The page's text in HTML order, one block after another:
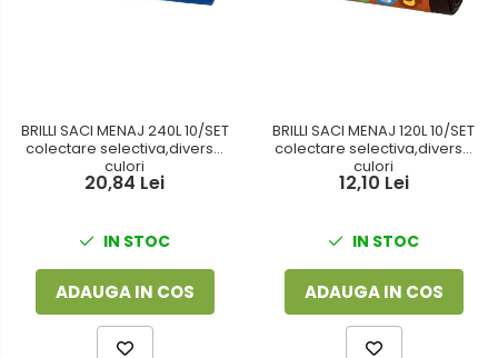
BRILLI SACI MENAJ 240L 10/SET
colectare selectiva,diverse
culori
20,84 Lei
IN STOC
ADAUGA IN COS
BRILLI SACI MENAJ 120L 10/SET
colectare selectiva,diverse
culori
12,10 Lei
IN STOC
ADAUGA IN COS